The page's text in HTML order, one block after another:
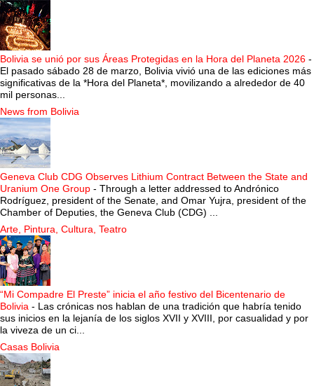
Bolivia se unió por sus Áreas Protegidas en la Hora del Planeta 2026 -
El pasado sábado 28 de marzo, Bolivia vivió una de las ediciones más
significativas de la *Hora del Planeta*, movilizando a alrededor de 40
mil personas...
News from Bolivia
Geneva Club CDG Observes Lithium Contract Between the State and
Uranium One Group - Through a letter addressed to Andrónico
Rodríguez, president of the Senate, and Omar Yujra, president of the
Chamber of Deputies, the Geneva Club (CDG) ...
Arte, Pintura, Cultura, Teatro
“Mi Compadre El Preste” inicia el año festivo del Bicentenario de
Bolivia - Las crónicas nos hablan de una tradición que habría tenido
sus inicios en la lejanía de los siglos XVII y XVIII, por casualidad y por
la viveza de un ci...
Casas Bolivia